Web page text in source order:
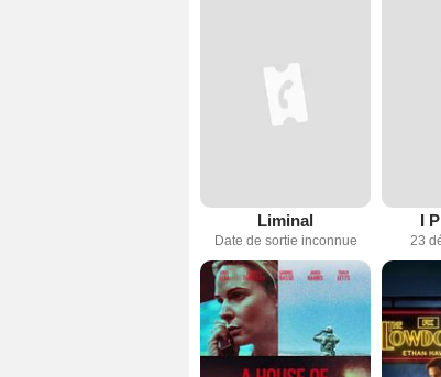
Liminal
Date de sortie inconnue
I
23